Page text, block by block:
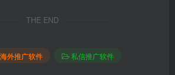
THE END
海外推广软件
私信推广软件